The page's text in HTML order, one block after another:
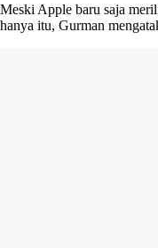
Meski Apple baru saja
hanya itu, Gurman